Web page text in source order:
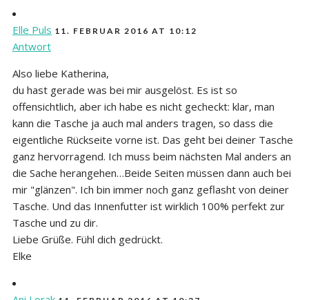
Elle Puls 11. FEBRUAR 2016 AT 10:12
Antwort
Also liebe Katherina,
du hast gerade was bei mir ausgelöst. Es ist so
offensichtlich, aber ich habe es nicht gecheckt: klar, man
kann die Tasche ja auch mal anders tragen, so dass die
eigentliche Rückseite vorne ist. Das geht bei deiner Tasche
ganz hervorragend. Ich muss beim nächsten Mal anders an
die Sache herangehen…Beide Seiten müssen dann auch bei
mir "glänzen". Ich bin immer noch ganz geflasht von deiner
Tasche. Und das Innenfutter ist wirklich 100% perfekt zur
Tasche und zu dir.
Liebe Grüße. Fühl dich gedrückt.
Elke